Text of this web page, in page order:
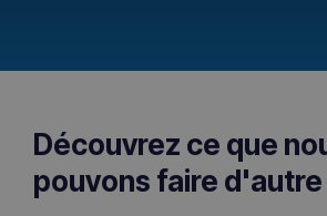
Découvrez ce que
pouvons faire